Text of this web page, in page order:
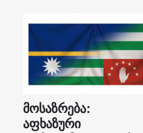
მოსაზრება:
აფხაზური